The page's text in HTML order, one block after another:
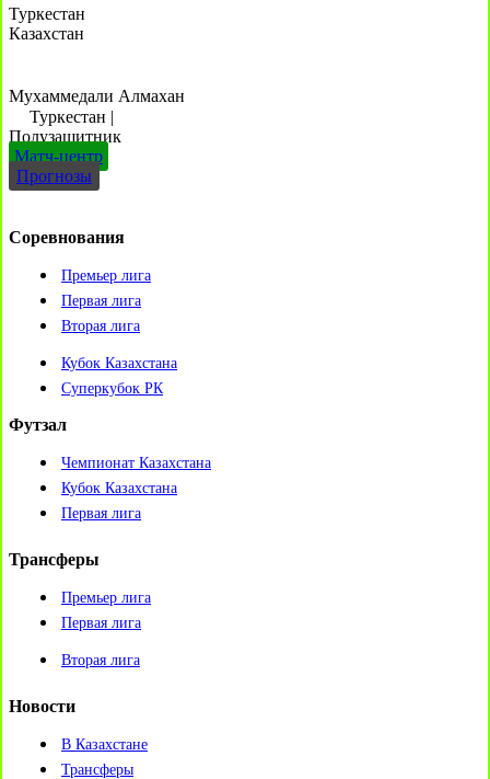
Туркестан
Казахстан
Мухаммедали Алмахан
Туркестан |
Полузащитник
Матч-центр
Прогнозы
Соревнования
Премьер лига
Первая лига
Вторая лига
Кубок Казахстана
Суперкубок РК
Футзал
Чемпионат Казахстана
Кубок Казахстана
Первая лига
Трансферы
Премьер лига
Первая лига
Вторая лига
Новости
В Казахстане
Трансферы